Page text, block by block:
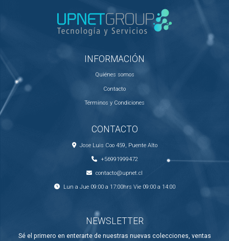
INFORMACIÓN
Quiénes somos
Contacto
Términos y Condiciones
CONTACTO
Jose Luis Coo 459, Puente Alto
+56991999472
contacto@upnet.cl
Lun a Jue 09:00 a 17:00hrs Vie 09:00 a 14:00
NEWSLETTER
Sé el primero en enterarte de nuestras nuevas colecciones, ventas